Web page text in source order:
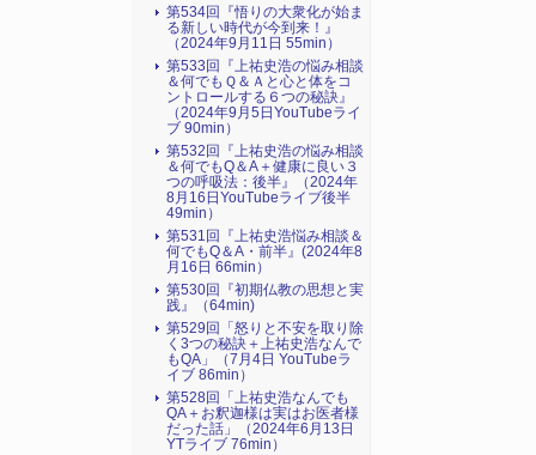
第534回『悟りの大衆化が始ま
る新しい時代が今到来！』
（2024年9月11日 55min）
第533回『上祐史浩の悩み相談
＆何でもＱ＆Ａと心と体をコ
ントロールする６つの秘訣』
（2024年9月5日YouTubeライ
ブ 90min）
第532回『上祐史浩の悩み相談
＆何でもQ＆A＋健康に良い３
つの呼吸法：後半』（2024年
8月16日YouTubeライブ後半
49min）
第531回『上祐史浩悩み相談＆
何でもQ＆A・前半』(2024年8
月16日 66min）
第530回『初期仏教の思想と実
践』（64min)
第529回「怒りと不安を取り除
く3つの秘訣＋上祐史浩なんで
もQA」（7月4日 YouTubeラ
イブ 86min）
第528回「上祐史浩なんでも
QA＋お釈迦様は実はお医者様
だった話」（2024年6月13日
YTライブ 76min）